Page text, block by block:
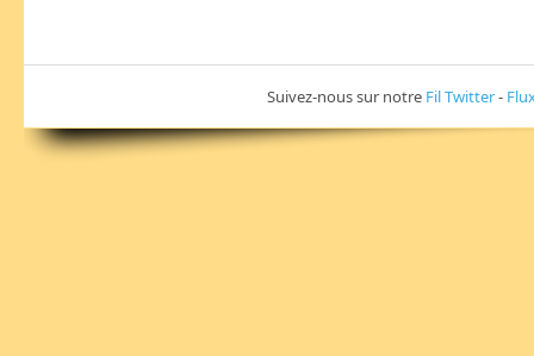
Suivez-nous sur notre Fil Twitter-